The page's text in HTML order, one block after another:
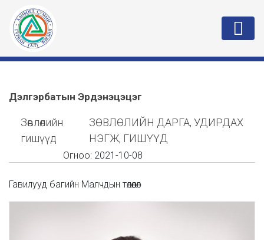
Дэлгэрбатын Эрдэнэцэцэг
Зөвлөлийн
гишүүд
ЗӨВЛӨЛИЙН ДАРГА, УДИРДАХ
НЭГЖ, ГИШҮҮД
Огноо: 2021-10-08
Гавилууд багийн Малчдын төлөөлөл